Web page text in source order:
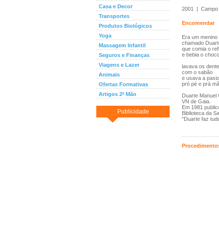
Casa e Decor
Transportes
Produtos Biológicos
Yoga
Massagem Infantil
Seguros e Finanças
Viagens e Lazer
Animais
Ofertas Formativas
Artigos 2ª Mão
Publicidade
2001 |
Encomendar
Era um menino
chamado
que comia o
e bebia o
lavava os
com o sabão
e usava a
prò pé e prà
Duarte Manuel
VN de Gaia.
Em 1981
Biblioteca da
"Duarte faz